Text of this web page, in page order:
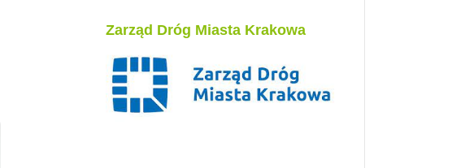
Zarząd Dróg Miasta Krakowa